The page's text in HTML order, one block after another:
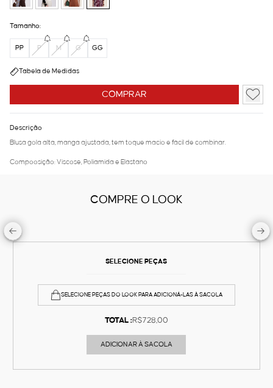
COMPRAR
Tamanho:
PP P M G GG
Tabela de Medidas
Descrição
Blusa gola alta, manga ajustada, tem toque macio e fácil de combinar.
Compoosição: Viscose, Poliamida e Elastano
COMPRE O LOOK
SELECIONE PEÇAS
SELECIONE PEÇAS DO LOOK PARA ADICIONÁ-LAS À SACOLA
TOTAL :R$728,00
ADICIONAR À SACOLA